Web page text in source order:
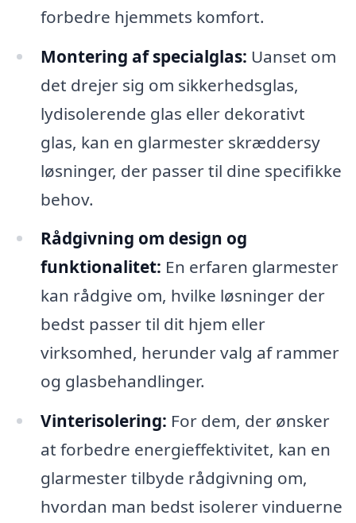
forbedre hjemmets komfort.
Montering af specialglas: Uanset om
det drejer sig om sikkerhedsglas,
lydisolerende glas eller dekorativt
glas, kan en glarmester skræddersy
løsninger, der passer til dine specifikke
behov.
Rådgivning om design og
funktionalitet: En erfaren glarmester
kan rådgive om, hvilke løsninger der
bedst passer til dit hjem eller
virksomhed, herunder valg af rammer
og glasbehandlinger.
Vinterisolering: For dem, der ønsker
at forbedre energieffektivitet, kan en
glarmester tilbyde rådgivning om,
hvordan man bedst isolerer vinduerne